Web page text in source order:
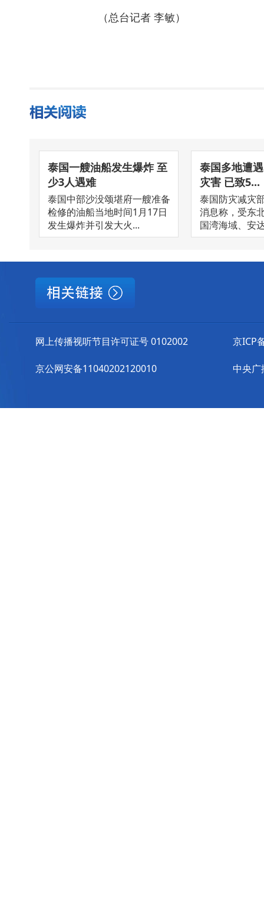
（总台记者 李敏）
泰国一艘油船发生爆炸 至
少3人遇难
泰国中部沙没颂堪府一艘准备
检修的油船当地时间1月17日
发生爆炸并引发大火...
泰国多地遭
灾害 已致5...
泰国防灾减灾
消息称，受东
国湾海域、安
网上传播视听节目许可证号 0102002
京公网安备11040202120010
京ICP
中央广